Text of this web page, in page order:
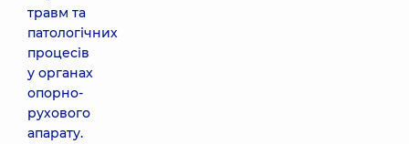
травм та
патологічних
процесів
у органах
опорно-
рухового
апарату.